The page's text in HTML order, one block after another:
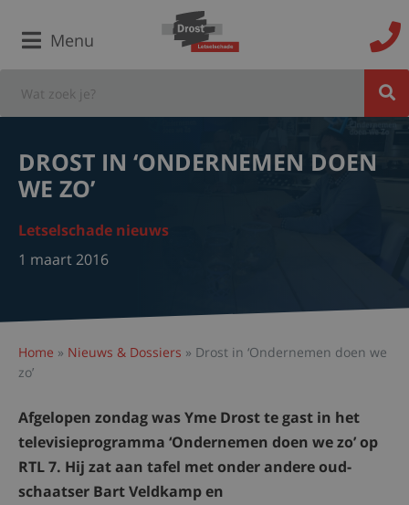
Menu
DROST IN ‘ONDERNEMEN DOEN
WE ZO’
Letselschade nieuws
1 maart 2016
Home » Nieuws & Dossiers » Drost in ‘Ondernemen doen we
zo’
Afgelopen zondag was Yme Drost te gast in het
televisieprogramma ‘Ondernemen doen we zo’ op
RTL 7. Hij zat aan tafel met onder andere oud-
schaatser Bart Veldkamp en